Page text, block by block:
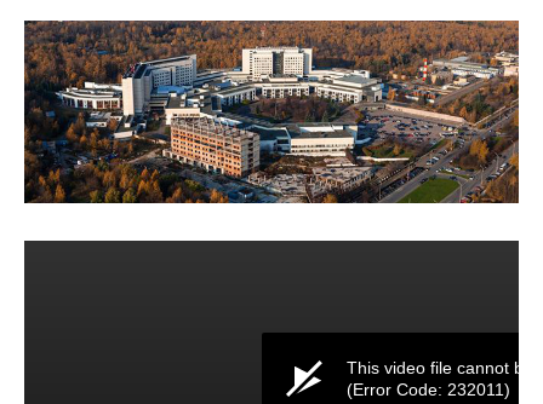
This video file cannot be
(Error Code: 232011)